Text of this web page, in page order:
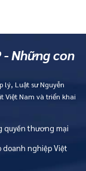
- Những con
lý, Luật sư Nguyễn
Việt Nam và triển khai
quyền thương mại
doanh nghiệp Việt